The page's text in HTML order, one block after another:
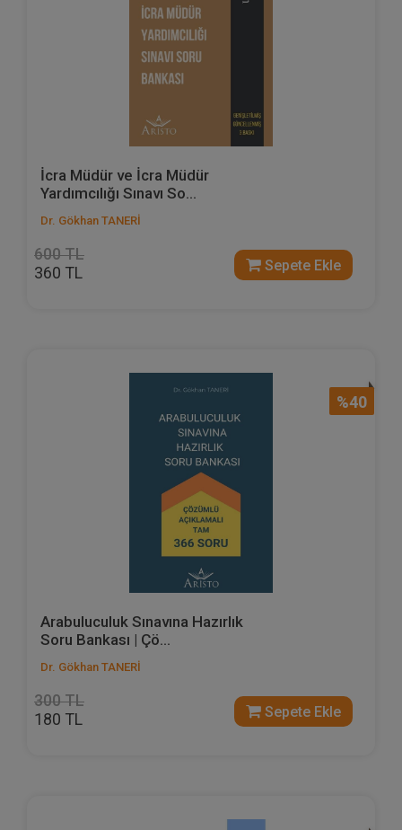
İcra Müdür ve İcra Müdür
Yardımcılığı Sınavı So...
Dr. Gökhan TANERİ
600 TL
360 TL Sepete Ekle
%40
Arabuluculuk Sınavına Hazırlık
Soru Bankası | Çö...
Dr. Gökhan TANERİ
300 TL
180 TL Sepete Ekle